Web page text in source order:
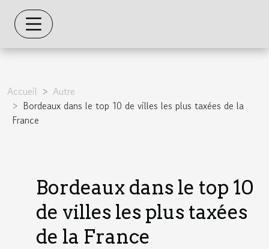
Accueil
Autre
Bordeaux dans le top 10 de villes les plus taxées de la
France
Bordeaux dans le top 10
de villes les plus taxées
de la France